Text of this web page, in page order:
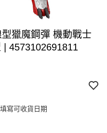
獵魔鋼彈 機動戰士
4573102691811
寫可收貨日期